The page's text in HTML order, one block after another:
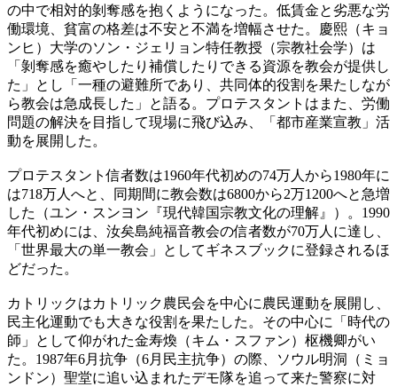
の中で相対的剝奪感を抱くようになった。低賃金と劣悪な労
働環境、貧富の格差は不安と不満を増幅させた。慶熙（キョ
ンヒ）大学のソン・ジェリョン特任教授（宗教社会学）は
「剝奪感を癒やしたり補償したりできる資源を教会が提供し
た」とし「一種の避難所であり、共同体的役割を果たしなが
ら教会は急成長した」と語る。プロテスタントはまた、労働
問題の解決を目指して現場に飛び込み、「都市産業宣教」活
動を展開した。
プロテスタント信者数は1960年代初めの74万人から1980年に
は718万人へと、同期間に教会数は6800から2万1200へと急増
した（ユン・スンヨン『現代韓国宗教文化の理解』）。1990
年代初めには、汝矣島純福音教会の信者数が70万人に達し、
「世界最大の単一教会」としてギネスブックに登録されるほ
どだった。
カトリックはカトリック農民会を中心に農民運動を展開し、
民主化運動でも大きな役割を果たした。その中心に「時代の
師」として仰がれた金寿煥（キム・スファン）枢機卿がい
た。1987年6月抗争（6月民主抗争）の際、ソウル明洞（ミョ
ンドン）聖堂に追い込まれたデモ隊を追って来た警察に対